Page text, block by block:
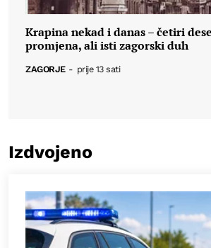
Krapina nekad i danas – četiri
promjena, ali isti zagorski duh
ZAGORJE - prije 13 sati
Izdvojeno